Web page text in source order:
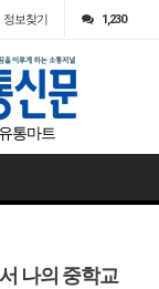
정보찾기 1,230
유통마트
나의 중학교